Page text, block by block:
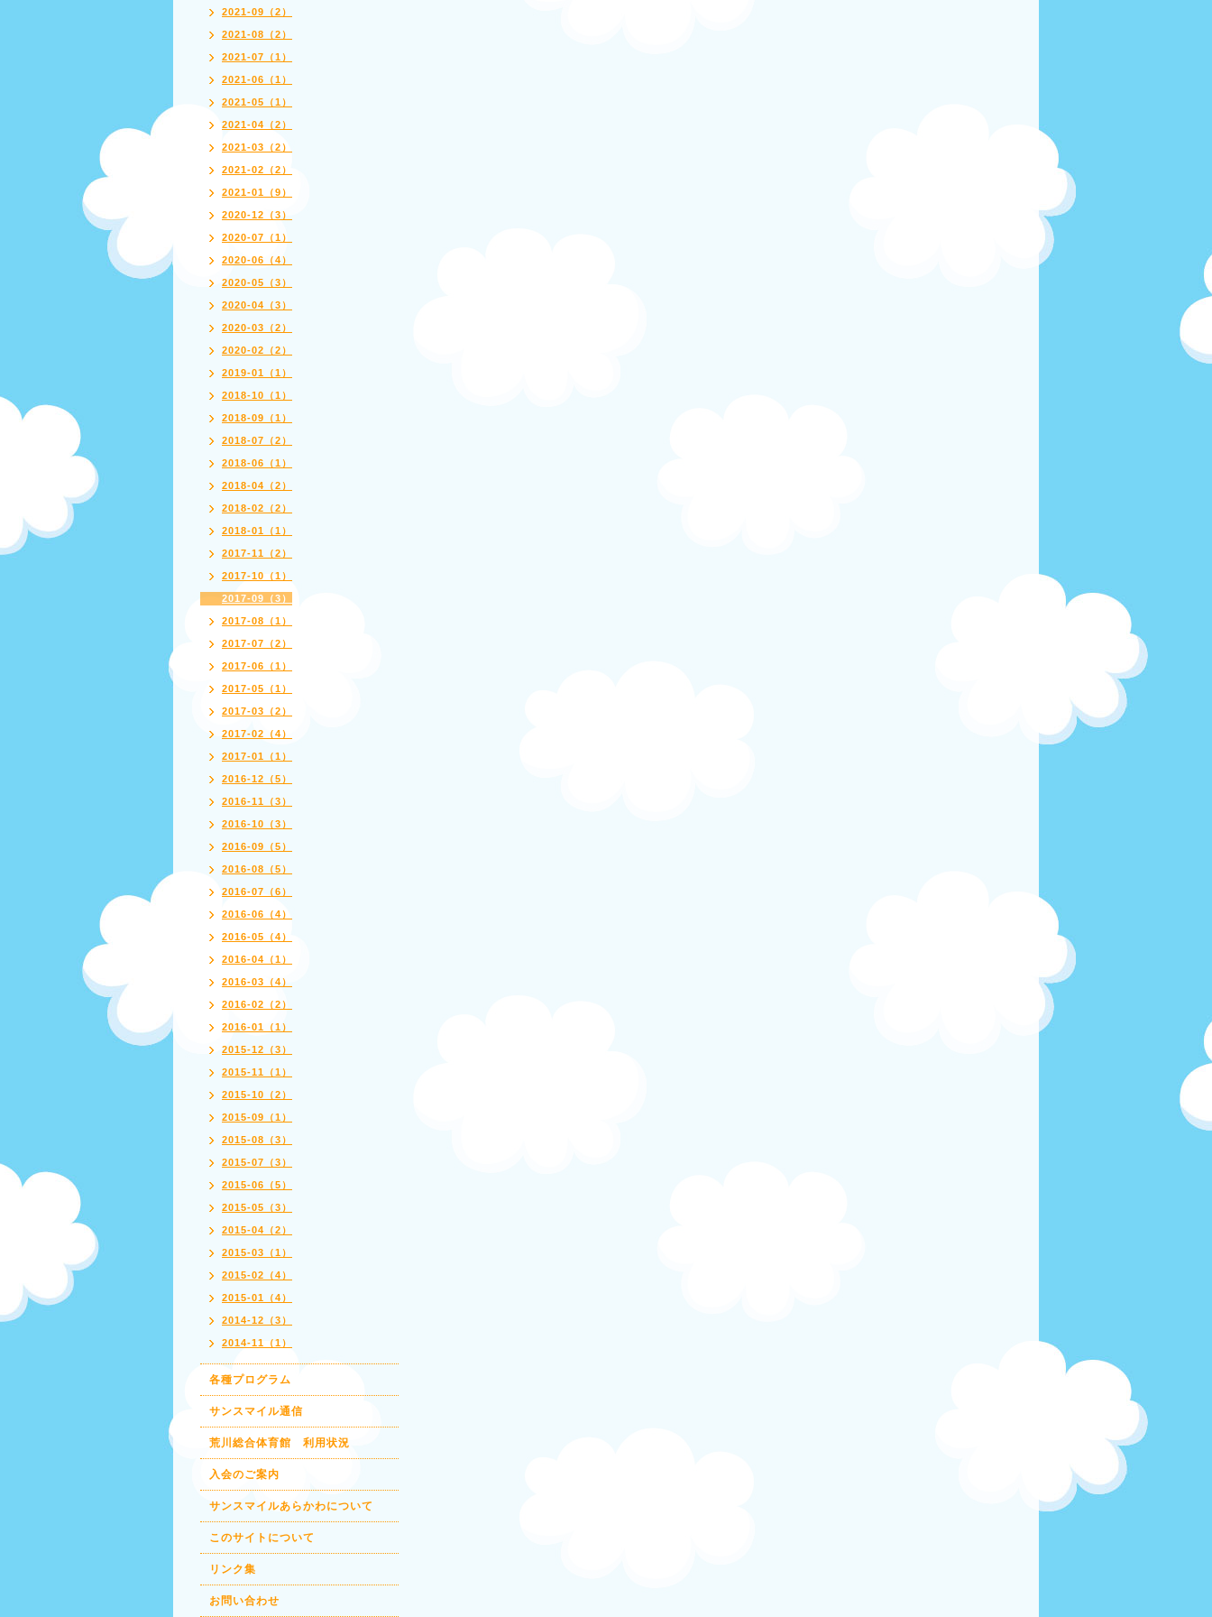
2021-09（2）
2021-08（2）
2021-07（1）
2021-06（1）
2021-05（1）
2021-04（2）
2021-03（2）
2021-02（2）
2021-01（9）
2020-12（3）
2020-07（1）
2020-06（4）
2020-05（3）
2020-04（3）
2020-03（2）
2020-02（2）
2019-01（1）
2018-10（1）
2018-09（1）
2018-07（2）
2018-06（1）
2018-04（2）
2018-02（2）
2018-01（1）
2017-11（2）
2017-10（1）
2017-09（3）
2017-08（1）
2017-07（2）
2017-06（1）
2017-05（1）
2017-03（2）
2017-02（4）
2017-01（1）
2016-12（5）
2016-11（3）
2016-10（3）
2016-09（5）
2016-08（5）
2016-07（6）
2016-06（4）
2016-05（4）
2016-04（1）
2016-03（4）
2016-02（2）
2016-01（1）
2015-12（3）
2015-11（1）
2015-10（2）
2015-09（1）
2015-08（3）
2015-07（3）
2015-06（5）
2015-05（3）
2015-04（2）
2015-03（1）
2015-02（4）
2015-01（4）
2014-12（3）
2014-11（1）
各種プログラム
サンスマイル通信
荒川総合体育館 利用状況
入会のご案内
サンスマイルあらかわについて
このサイトについて
リンク集
お問い合わせ